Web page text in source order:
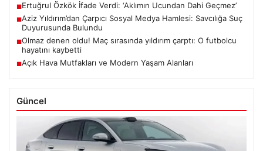
■Ertuğrul Özkök İfade Verdi: ‘Aklımın Ucundan Dahi Geçmez’
■Aziz Yıldırım’dan Çarpıcı Sosyal Medya Hamlesi: Savcılığa Suç
Duyurusunda Bulundu
■Olmaz denen oldu! Maç sırasında yıldırım çarptı: O futbolcu
hayatını kaybetti
■Açık Hava Mutfakları ve Modern Yaşam Alanları
Güncel